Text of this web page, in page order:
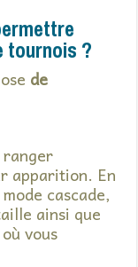
tournois ?
de
apparition. En
cascade,
ainsi que
vous